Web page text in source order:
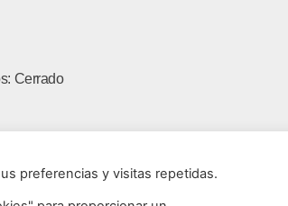
Cerrado
preferencias y visitas repetidas.